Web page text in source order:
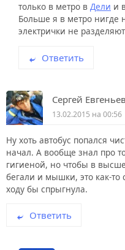
только в метро в Дели и
Больше я в метро нигде
электрички не
Ответить
Сергей
13.02.2015 на 00:56
Ну хоть автобус попался
начал. А вообще знал про
гигиеной, но чтобы в
бегали и мышки, это как-
ходу бы спрыгнула.
Ответить